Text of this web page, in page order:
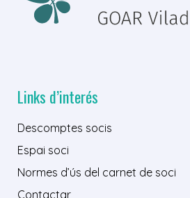
Links d’interés
Descomptes socis
Espai soci
Normes d’ús del carnet de soci
Contactar